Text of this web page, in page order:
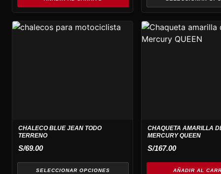
página
de
producto
CHALECO BLUE JEAN TODO
TERRENO
S/69.00
SELECCIONAR OPCIONES
Este
elegir
en
página
CHAQUETA AMARILLA
MERCURY QUEEN
S/167.00
AÑADIR AL